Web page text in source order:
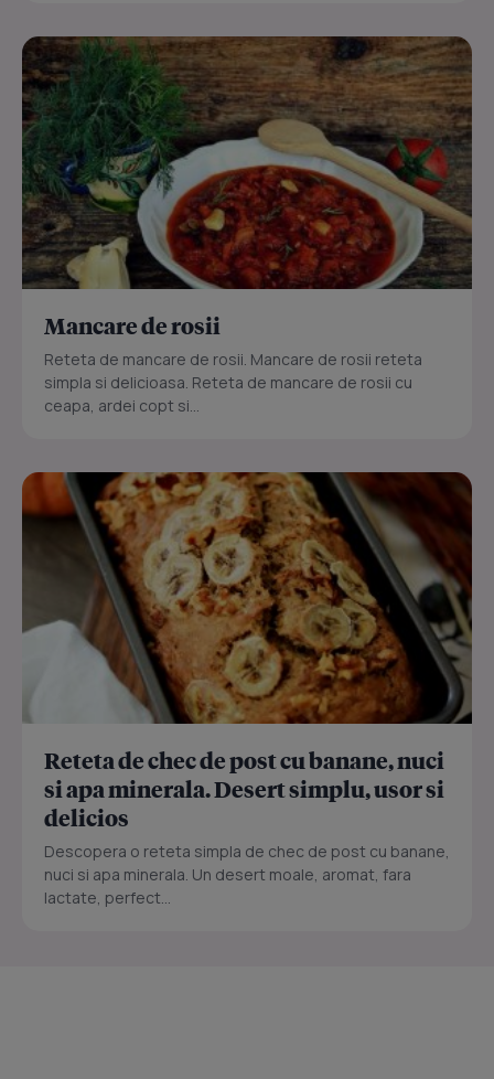
Mancare de rosii
Reteta de mancare de rosii. Mancare de rosii reteta
simpla si delicioasa. Reteta de mancare de rosii cu
ceapa, ardei copt si...
Reteta de chec de post cu banane, nuci
si apa minerala. Desert simplu, usor si
delicios
Descopera o reteta simpla de chec de post cu banane,
nuci si apa minerala. Un desert moale, aromat, fara
lactate, perfect...